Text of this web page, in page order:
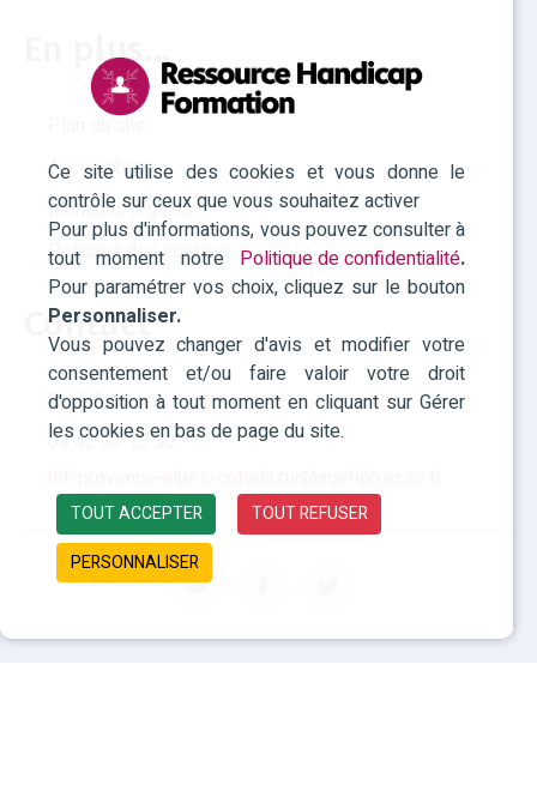
Ce site utilise des cookies et vous donne le
contrôle sur ceux que vous souhaitez activer
Pour plus d'informations, vous pouvez consulter à
tout moment notre Politique de confidentialité.
Pour paramétrer vos choix, cliquez sur le bouton
Personnaliser.
Vous pouvez changer d'avis et modifier votre
consentement et/ou faire valoir votre droit
d'opposition à tout moment en cliquant sur Gérer
les cookies en bas de page du site.
TOUT ACCEPTER
TOUT REFUSER
PERSONNALISER
En plus...
Plan du site
Accessibilité
Mentions légales
Politique des cookies
Contact
RHF Paca
04 42 93 15 50